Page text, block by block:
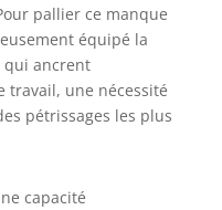
pallier ce manque
équipé la
qui ancrent
travail, une nécessité
pétrissages les plus
capacité